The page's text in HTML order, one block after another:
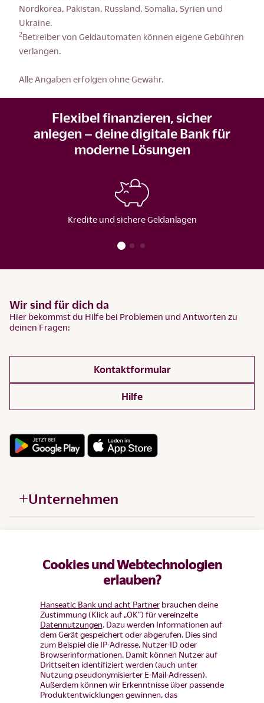
Cookies und Webtechnologien
erlauben?
Hanseatic Bank und acht Partnerbrauchen deine
Zustimmung (Klick auf „OK”) für vereinzelte
Datennutzungen. Dazu werden Informationen auf
dem Gerät gespeichert oder abgerufen. Dies sind
zum Beispiel die IP-Adresse, Nutzer-ID oder
Browserinformationen. Damit können Nutzer auf
Drittseiten identifiziert werden (auch unter
Nutzung pseudonymisierter E-Mail-Adressen).
Außerdem können wir Erkenntnisse über passende
Produktentwicklungen gewinnen, das
Nordkorea, Pakistan, Russland, Somalia, Syrien und
Ukraine.
2Betreiber von Geldautomaten können eigene Gebühren
verlangen.
Alle Angaben erfolgen ohne Gewähr.
Flexibel finanzieren, sicher
anlegen – deine digitale Bank für
moderne Lösungen
Kredite und sichere Geldanlagen
Wir sind für dich da
Hier bekommst du Hilfe bei Problemen und Antworten zu
deinen Fragen:
Kontaktformular
Hilfe
Unternehmen
Produkte